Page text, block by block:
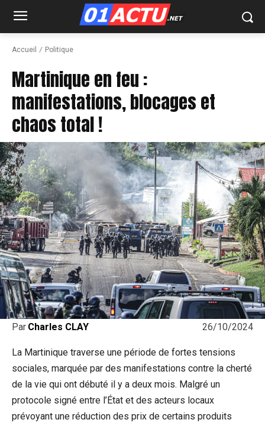
Accueil Politique
Martinique en feu :
manifestations, blocages et
chaos total !
26/10/2024
Par Charles CLAY
La Martinique traverse une période de fortes tensions
sociales, marquée par des manifestations contre la cherté
de la vie qui ont débuté il y a deux mois. Malgré un
protocole signé entre l’État et des acteurs locaux
prévoyant une réduction des prix de certains produits